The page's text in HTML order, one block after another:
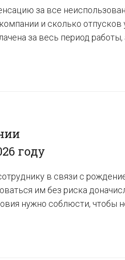
за все
и сколько отпусков
за весь период работы,
году
в связи с
им без риска
нужно соблюсти, чтобы